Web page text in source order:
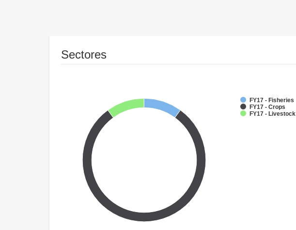
Sectores
FY17 - Fisheries
FY17 - Crops
FY17 - Livestock